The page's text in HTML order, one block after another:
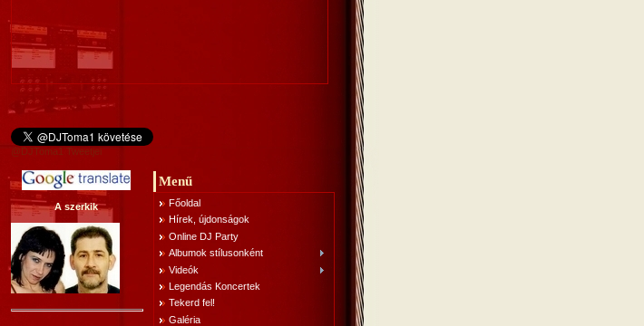
@DJToma1 Tweetjei
A szerkik
Menű
Főoldal
Hírek, újdonságok
Online DJ Party
Albumok stílusonként
Videók
Legendás Koncertek
Tekerd fel!
Galéria